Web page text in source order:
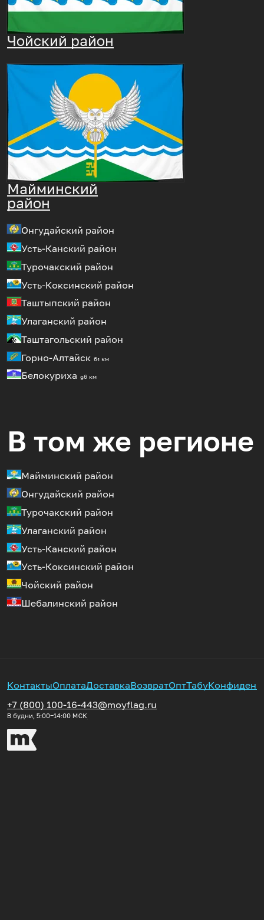
Чойский район
Майминский
район
Онгудайский район
Усть-Канский район
Турочакский район
Усть-Коксинский район
Таштыпский район
Улаганский район
Таштагольский район
Горно-Алтайск 61 км
Белокуриха 96 км
В том же регионе
Майминский район
Онгудайский район
Турочакский район
Улаганский район
Усть-Канский район
Усть-Коксинский район
Чойский район
Шебалинский район
КонтактыОплатаДоставкаВозвратОптТабу
+7 (800) 100-16-44
В будни, 5:00‒14:00 МСК
3@moyflag.ru